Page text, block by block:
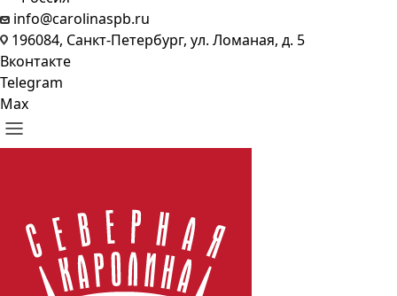
info@carolinaspb.ru
196084, Санкт-Петербург, ул. Ломаная, д. 5
Вконтакте
Telegram
Max